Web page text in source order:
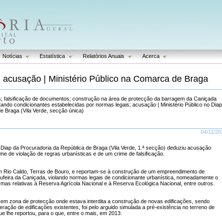
Notícias Estatística Relatórios Anuais Acerca
| Ministério Público na Comarca de Braga
falsificação de documentos; construção na área de protecção da barragem da Caniçada
condicionantes estabelecidas por normas legais; acusação | Ministério Público no Diap
Braga (Vila Verde, secção única)
04/11/
da Procuradoria da República de Braga (Vila Verde, 1.ª secção) deduziu acusação
de violação de regras urbanísticas e de um crime de falsificação.
Caldo, Terras de Bouro, e reportam-se à construção de um empreendimento de
da Caniçada, violando normas legais de condicionante urbanística, nomeadamente o
relativas à Reserva Agrícola Nacional e à Reserva Ecológica Nacional, entre outros.
zona de protecção onde estava interdita a construção de novas edificações, sendo
de edificações existentes, foi pelo arguido simulada a pré-existência no terreno de
lhe reportou, para o que, entre o mais, em 2013: